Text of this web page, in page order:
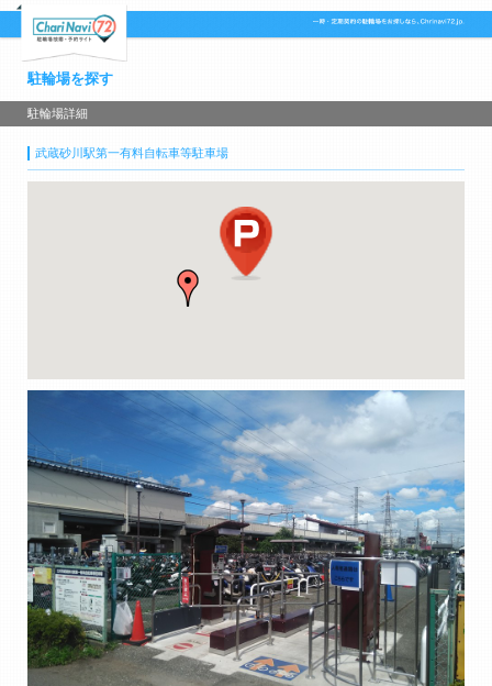
駐輪場を探す
駐輪場詳細
武蔵砂川駅第一有料自転車等駐車場